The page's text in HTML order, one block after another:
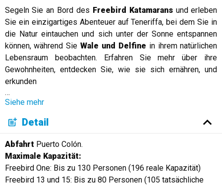
Segeln Sie an Bord des Freebird Katamaransund erleben
Sie ein einzigartiges Abenteuer auf Teneriffa, bei dem Sie in
die Natur eintauchen und sich unter der Sonne entspannen
können, während SieWale und Delfine in ihrem natürlichen
Lebensraum beobachten. Erfahren Sie mehr über ihre
Gewohnheiten, entdecken Sie, wie sie sich ernähren, und
erkunden
…
Siehe mehr
Detail
Abfahrt Puerto Colón.
Maximale Kapazität:
Freebird One: Bis zu 130 Personen (196 reale Kapazität)
Freebird 13 und 15: Bis zu 80 Personen (105 tatsächliche